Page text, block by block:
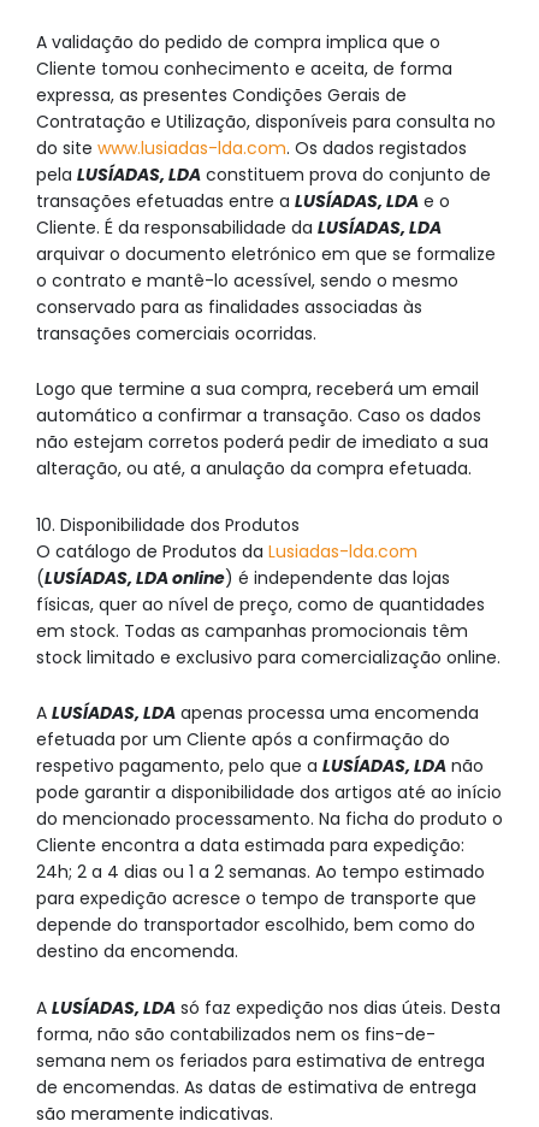
A validação do pedido de compra implica que o
Cliente tomou conhecimento e aceita, de forma
expressa, as presentes Condições Gerais de
Contratação e Utilização, disponíveis para consulta no
do site www.lusiadas-lda.com. Os dados registados
pela LUSÍADAS, LDA constituem prova do conjunto de
transações efetuadas entre a LUSÍADAS, LDA e o
Cliente. É da responsabilidade da LUSÍADAS, LDA
arquivar o documento eletrónico em que se formalize
o contrato e mantê-lo acessível, sendo o mesmo
conservado para as finalidades associadas às
transações comerciais ocorridas.
Logo que termine a sua compra, receberá um email
automático a confirmar a transação. Caso os dados
não estejam corretos poderá pedir de imediato a sua
alteração, ou até, a anulação da compra efetuada.
10. Disponibilidade dos Produtos
O catálogo de Produtos da Lusiadas-lda.com
(LUSÍADAS, LDA online) é independente das lojas
físicas, quer ao nível de preço, como de quantidades
em stock. Todas as campanhas promocionais têm
stock limitado e exclusivo para comercialização online.
A LUSÍADAS, LDA apenas processa uma encomenda
efetuada por um Cliente após a confirmação do
respetivo pagamento, pelo que a LUSÍADAS, LDA não
pode garantir a disponibilidade dos artigos até ao início
do mencionado processamento. Na ficha do produto o
Cliente encontra a data estimada para expedição:
24h; 2 a 4 dias ou 1 a 2 semanas. Ao tempo estimado
para expedição acresce o tempo de transporte que
depende do transportador escolhido, bem como do
destino da encomenda.
A LUSÍADAS, LDA só faz expedição nos dias úteis. Desta
forma, não são contabilizados nem os fins-de-
semana nem os feriados para estimativa de entrega
de encomendas. As datas de estimativa de entrega
são meramente indicativas.